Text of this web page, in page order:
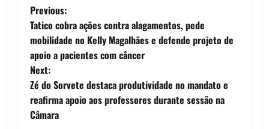
P
o
s
t
n
Previous:
Tatico cobra ações contra alagamentos, pede
mobilidade no Kelly Magalhães e defende projeto de
apoio a pacientes com câncer
Next:
Zé do Sorvete destaca produtividade no mandato e
reafirma apoio aos professores durante sessão na
Câmara